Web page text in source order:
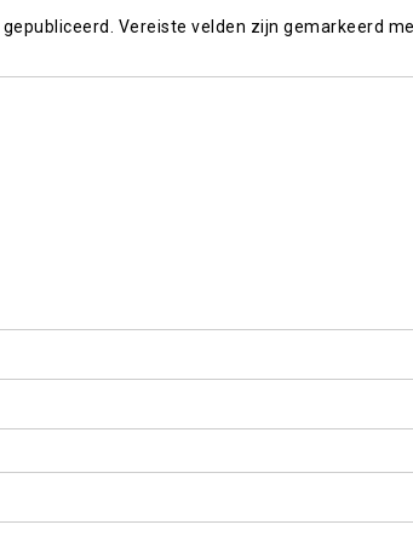
Vereiste velden zijn gemarkeerd